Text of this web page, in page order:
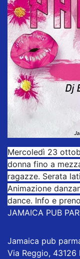
Mercoledì 23
donna fino a
ragazze. Serata
Animazione
dance. Info e
JAMAICA PUB
Jamaica pub
Via Reggio, 43126